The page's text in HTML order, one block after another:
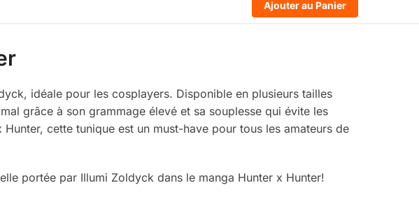
Ajouter au Panier
idéale pour les cosplayers. Disponible en plusieurs tailles
grâce à son grammage élevé et sa souplesse qui évite les
cette tunique est un must-have pour tous les amateurs de
portée par Illumi Zoldyck dans le manga Hunter x Hunter!